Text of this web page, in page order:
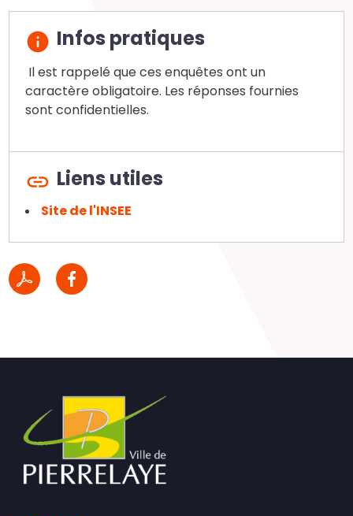
Infos pratiques
Il est rappelé que ces enquêtes ont un
caractère obligatoire. Les réponses fournies
sont confidentielles.
Liens utiles
Site de l'INSEE